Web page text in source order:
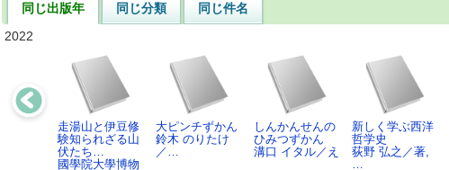
同じ出版年 同じ分類
同じ件名
2022
走湯山と伊豆修
験知られざる山
伏たち…
國學院大學博物
大ピンチずかん
鈴木 のりたけ
／…
しんかんせんの
ひみつずかん
溝口 イタル／え
新しく学ぶ西洋
哲学史
荻野 弘之／著,
…